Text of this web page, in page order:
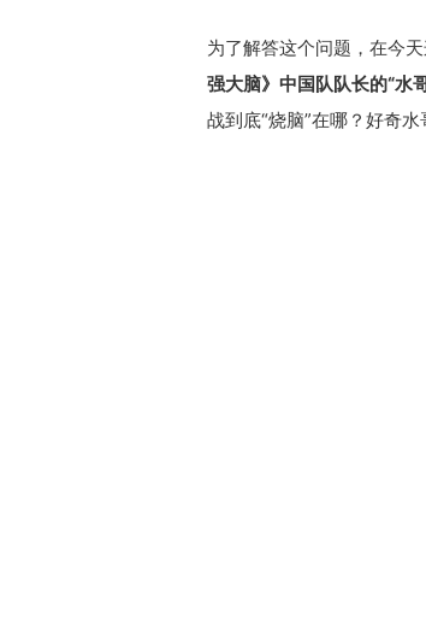
为了解答这个问题，在今
强大脑》中国队队长的“水
战到底“烧脑”在哪？好奇